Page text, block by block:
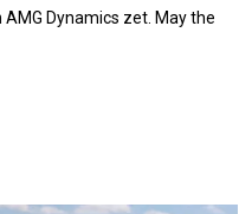
Dynamics zet. May the